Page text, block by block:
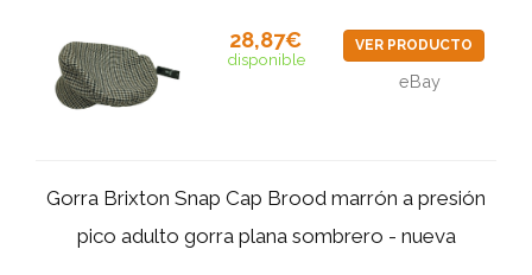
28,87€
disponible
VER PRODUCTO
eBay
Gorra Brixton Snap Cap Brood marrón a presión
pico adulto gorra plana sombrero - nueva